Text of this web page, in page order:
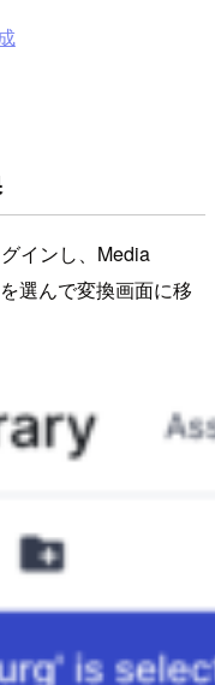
インし、Media
選んで変換画面に移